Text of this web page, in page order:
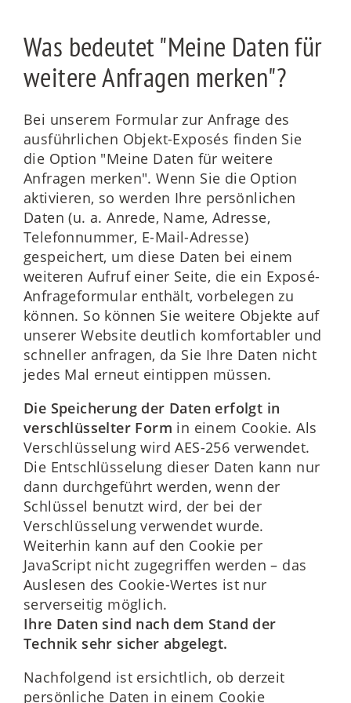
Was bedeutet "Meine Daten für
weitere Anfragen merken"?
Bei unserem Formular zur Anfrage des
ausführlichen Objekt-Exposés finden Sie
die Option "Meine Daten für weitere
Anfragen merken". Wenn Sie die Option
aktivieren, so werden Ihre persönlichen
Daten (u. a. Anrede, Name, Adresse,
Telefonnummer, E-Mail-Adresse)
gespeichert, um diese Daten bei einem
weiteren Aufruf einer Seite, die ein Exposé-
Anfrageformular enthält, vorbelegen zu
können. So können Sie weitere Objekte auf
unserer Website deutlich komfortabler und
schneller anfragen, da Sie Ihre Daten nicht
jedes Mal erneut eintippen müssen.
Die Speicherung der Daten erfolgt in
verschlüsselter Form in einem Cookie. Als
Verschlüsselung wird AES-256 verwendet.
Die Entschlüsselung dieser Daten kann nur
dann durchgeführt werden, wenn der
Schlüssel benutzt wird, der bei der
Verschlüsselung verwendet wurde.
Weiterhin kann auf den Cookie per
JavaScript nicht zugegriffen werden – das
Auslesen des Cookie-Wertes ist nur
serverseitig möglich.
Ihre Daten sind nach dem Stand der
Technik sehr sicher abgelegt.
Nachfolgend ist ersichtlich, ob derzeit
persönliche Daten in einem Cookie